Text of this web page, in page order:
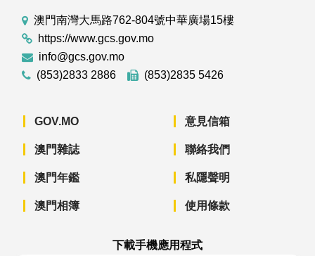
澳門南灣大馬路762-804號中華廣場15樓
https://www.gcs.gov.mo
info@gcs.gov.mo
(853)2833 2886
(853)2835 5426
GOV.MO
澳門雜誌
澳門年鑑
澳門相簿
意見信箱
聯絡我們
私隱聲明
使用條款
下載手機應用程式